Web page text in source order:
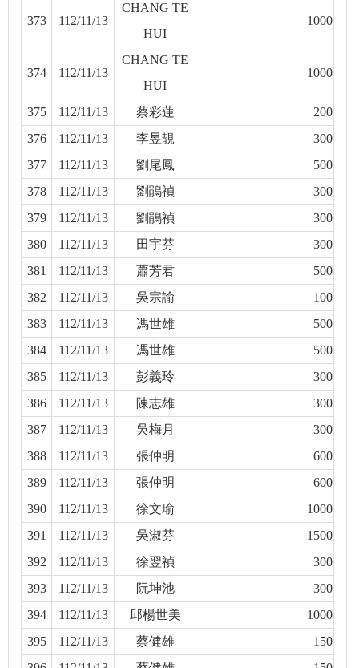
373 112/11/13
CHANG TE
HUI
1000
374 112/11/13
CHANG TE
HUI
1000
375 112/11/13 蔡彩蓮
200
376
112/11/13 李昱靚
300
377
112/11/13 劉尾鳳
500
378
112/11/13 劉鵑禎
300
379
112/11/13 劉鵑禎
300
380
112/11/13 田宇芬
300
381
112/11/13 蕭芳君
500
382
112/11/13 吳宗諭
100
383
112/11/13 馮世雄
500
384
112/11/13 馮世雄
500
385
112/11/13 彭義玲
300
386
112/11/13 陳志雄
300
387
112/11/13 吳梅月
300
388
112/11/13 張仲明
600
389
112/11/13 張仲明
600
390
112/11/13 徐文瑜
1000
391
112/11/13 吳淑芬
1500
392
112/11/13 徐翌禎
300
393
112/11/13 阮坤池
300
394
112/11/13 邱楊世美
1000
395
112/11/13 蔡健雄
150